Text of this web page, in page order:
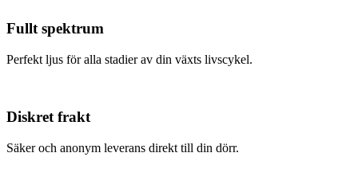
Fullt spektrum
Perfekt ljus för alla stadier av din växts livscykel.
Diskret frakt
Säker och anonym leverans direkt till din dörr.